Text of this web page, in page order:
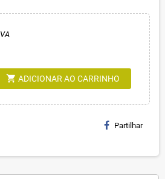
shopping_cart ADICIONAR AO CARRINHO
Partilhar